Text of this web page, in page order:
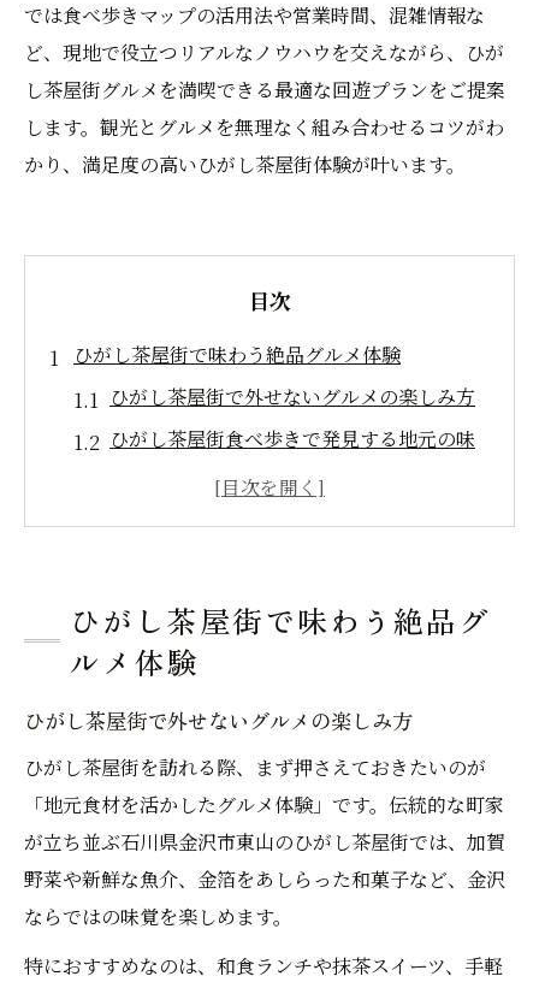
では食べ歩きマップの活用法や営業時間、混雑情報な
ど、現地で役立つリアルなノウハウを交えながら、ひが
し茶屋街グルメを満喫できる最適な回遊プランをご提案
します。観光とグルメを無理なく組み合わせるコツがわ
かり、満足度の高いひがし茶屋街体験が叶います。
目次
ひがし茶屋街で味わう絶品グルメ体験
ひがし茶屋街で外せないグルメの楽しみ方
ひがし茶屋街食べ歩きで発見する地元の味
グルメランキングで巡るひがし茶屋街の名
おすすめグルメを満喫するひがし茶屋街の
歩き方
話題のスイーツを探す東山食べ歩き旅
ひがし茶屋街で話題のスイーツを食べ歩き
東山で見つける写真映えスイーツの選び方
金沢ひがし茶屋街スイーツ巡りの楽しみ方
ひがし茶屋街おすすめスイーツの食べ比べ
体験
スイーツ好き必見のひがし茶屋街食べ歩き
術
ひがし茶屋街で味わう絶品グ
ルメ体験
ひがし茶屋街で外せないグルメの楽しみ方
ひがし茶屋街を訪れる際、まず押さえておきたいのが
「地元食材を活かしたグルメ体験」です。伝統的な町家
が立ち並ぶ石川県金沢市東山のひがし茶屋街では、加賀
野菜や新鮮な魚介、金箔をあしらった和菓子など、金沢
ならではの味覚を楽しめます。
特におすすめなのは、和食ランチや抹茶スイーツ、手軽